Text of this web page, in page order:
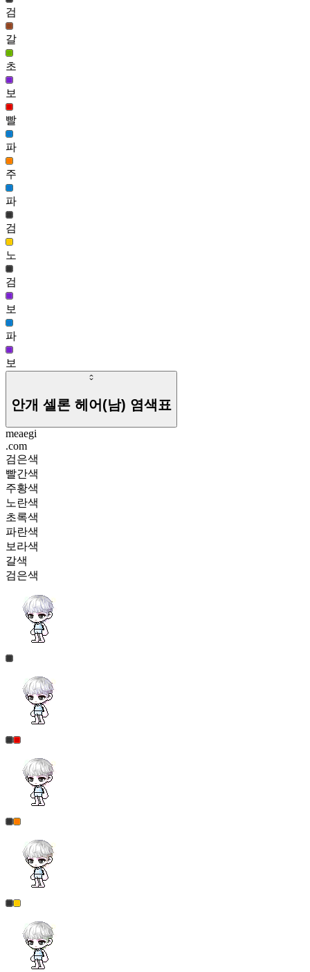
기사단장 이리나 헤어(남)
25,310
220
티나 헤어(여)
25,108
221
구슬 헤어(여)
25,024
222
탄지로 헤어
24,959
223
안개 아멜리 헤어(여)
24,674
검
갈
초
보
빨
파
주
파
검
노
검
보
파
보
안개 셀론 헤어(남) 염색표
meaegi
.com
검은색
빨간색
주황색
노란색
초록색
파란색
보라색
갈색
검은색